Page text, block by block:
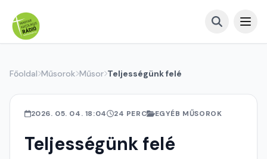
Főoldal Műsorok Műsor Teljességünk felé
2026. 05. 04. 18:04 24 PERC EGYÉB MŰSOROK
Teljességünk felé